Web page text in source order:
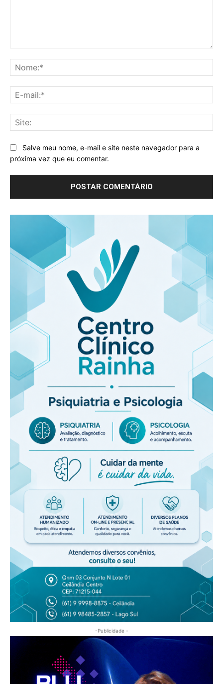
Salve meu nome, e-mail e site neste navegador para a
próxima vez que eu comentar.
-Publicidade -